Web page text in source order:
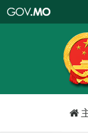
特
政
區
政
口